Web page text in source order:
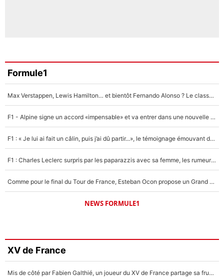
Formule1
Max Verstappen, Lewis Hamilton… et bientôt Fernando Alonso ? Le classement des pilotes les mieux payés en Formule 1 risque de changer !
F1 - Alpine signe un accord «impensable» et va entrer dans une nouvelle dimension : Grande nouvelle pour Pierre Gasly !
F1 : « Je lui ai fait un câlin, puis j’ai dû partir...», le témoignage émouvant de Max Verstappen sur sa fille
F1 : Charles Leclerc surpris par les paparazzis avec sa femme, les rumeurs étaient vraies !
Comme pour le final du Tour de France, Esteban Ocon propose un Grand Prix de Formule 1 à Paris : «Autour de l’Arc de Triomphe, ce serait génial» !
NEWS FORMULE1
XV de France
Mis de côté par Fabien Galthié, un joueur du XV de France partage sa frustration : «ils ne me l’ont pas dit tout de suite»